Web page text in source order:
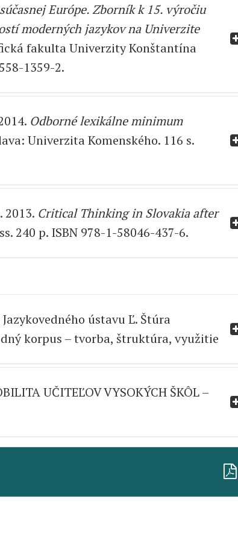
Európe. Zborník k 15. výročiu
moderných jazykov na Univerzite
fakulta Univerzity Konštantína
1359-2.
Odborné lexikálne minimum
Univerzita Komenského. 116 s.
2013. Critical Thinking in Slovakia after
240 p. ISBN 978-1-58046-437-6.
ústavu Ľ. Štúra
korpus – tvorba, štruktúra, využitie
UČITEĽOV VYSOKÝCH ŠKÔL –